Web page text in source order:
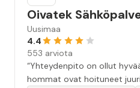
Oivatek
Uusimaa
4.4
553 arviota
“Yhteydenpito on ollut
hommat ovat hoituneet